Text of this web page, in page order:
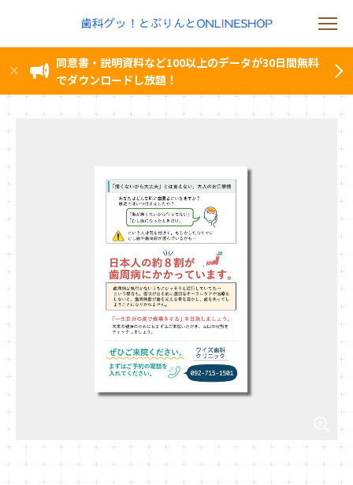
同意書・説明資料など100以上のデータが30日間無料
でダウンロードし放題！